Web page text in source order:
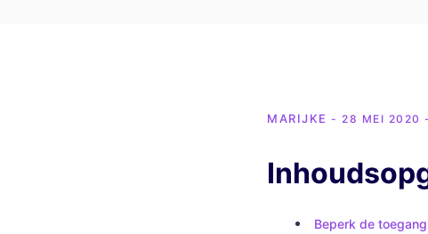
MARIJKE - 28 MEI 2020 -
Beperk de